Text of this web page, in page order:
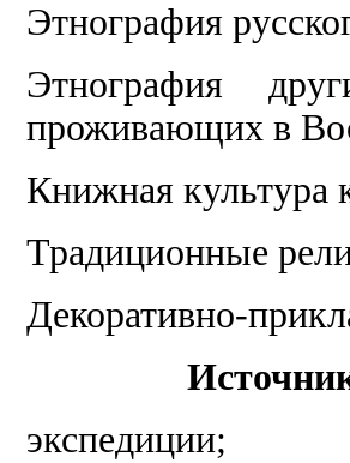
Этнография
Этнография
проживающих в
Книжная культура
Традиционные
Декоративно-
экспедиции;